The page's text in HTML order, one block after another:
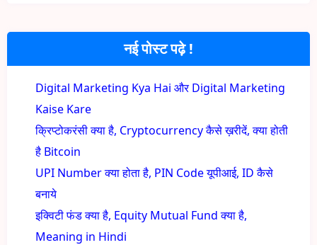
नई पोस्ट पढ़े !
Digital Marketing Kya Hai और Digital Marketing
Kaise Kare
क्रिप्टोकरंसी क्या है, Cryptocurrency कैसे ख़रीदें, क्या होती
है Bitcoin
UPI Number क्या होता है, PIN Code यूपीआई, ID कैसे
बनाये
इक्विटी फंड क्या है, Equity Mutual Fund क्या है,
Meaning in Hindi